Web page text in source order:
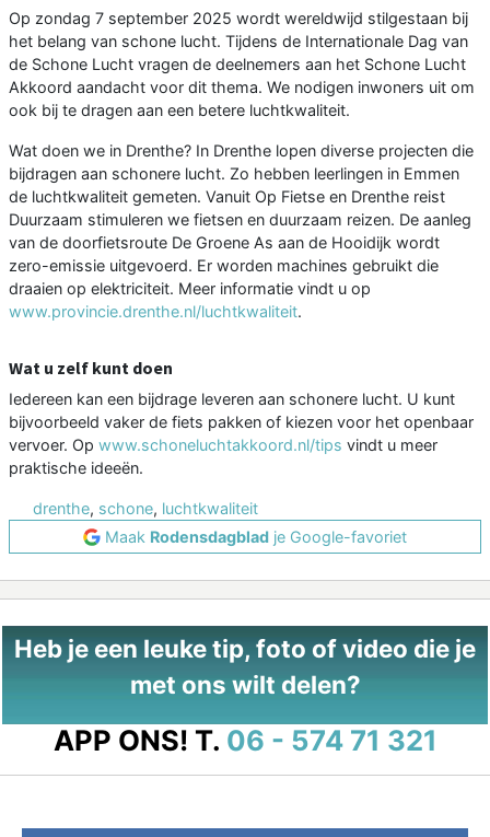
Op zondag 7 september 2025 wordt wereldwijd stilgestaan bij
het belang van schone lucht. Tijdens de Internationale Dag van
de Schone Lucht vragen de deelnemers aan het Schone Lucht
Akkoord aandacht voor dit thema. We nodigen inwoners uit om
ook bij te dragen aan een betere luchtkwaliteit.
Wat doen we in Drenthe? In Drenthe lopen diverse projecten die
bijdragen aan schonere lucht. Zo hebben leerlingen in Emmen
de luchtkwaliteit gemeten. Vanuit Op Fietse en Drenthe reist
Duurzaam stimuleren we fietsen en duurzaam reizen. De aanleg
van de doorfietsroute De Groene As aan de Hooidijk wordt
zero-emissie uitgevoerd. Er worden machines gebruikt die
draaien op elektriciteit. Meer informatie vindt u op
www.provincie.drenthe.nl/luchtkwaliteit.
Wat u zelf kunt doen
Iedereen kan een bijdrage leveren aan schonere lucht. U kunt
bijvoorbeeld vaker de fiets pakken of kiezen voor het openbaar
vervoer. Op www.schoneluchtakkoord.nl/tips vindt u meer
praktische ideeën.
drenthe, schone, luchtkwaliteit
Maak Rodensdagblad je Google-favoriet
Heb je een leuke tip, foto of video die je
met ons wilt delen?
APP ONS! T. 06 - 574 71 321